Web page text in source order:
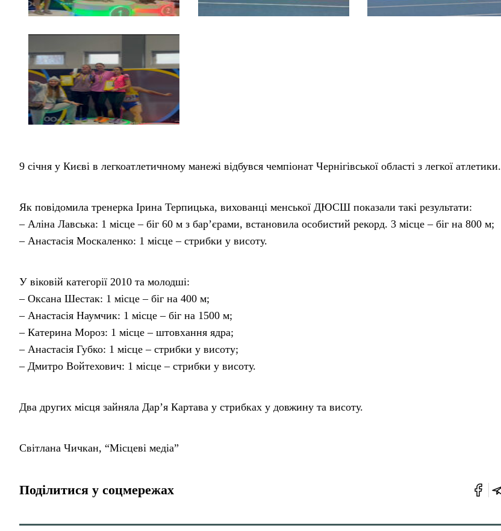
9 січня у Києві в легкоатлетичному манежі відбувся чемпіонат Чернігівської області з легкої атлетики.
Як повідомила тренерка Ірина Терпицька, вихованці менської ДЮСШ показали такі результати:
– Аліна Лавська: 1 місце – біг 60 м з бар’єрами, встановила особистий рекорд. 3 місце – біг на 800 м;
– Анастасія Москаленко: 1 місце – стрибки у висоту.
У віковій категорії 2010 та молодші:
– Оксана Шестак: 1 місце – біг на 400 м;
– Анастасія Наумчик: 1 місце – біг на 1500 м;
– Катерина Мороз: 1 місце – штовхання ядра;
– Анастасія Губко: 1 місце – стрибки у висоту;
– Дмитро Войтехович: 1 місце – стрибки у висоту.
Два других місця зайняла Дар’я Картава у стрибках у довжину та висоту.
Світлана Чичкан, “Місцеві медіа”
Поділитися у соцмережах